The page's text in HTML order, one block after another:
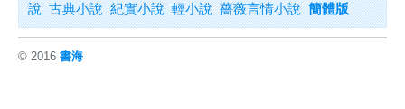
說 古典小說 紀實小說 輕小說 薔薇言情小說 簡體版
© 2016 書海